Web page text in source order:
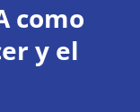
como
y el